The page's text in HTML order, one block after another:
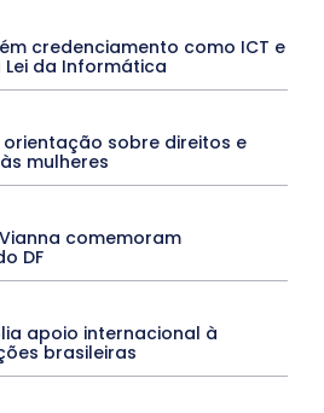
Crônica Política
Tal
DANÇA Dengue
Denuncia
DESTAQUE DF
DESTAQUE SAÚDE
E OPORTUNIDADES
ENTORNO
Espírito Santo
Featured
Febre Amarela
ARTIFICIAL
INTERNACIONAL
Pernambuco Piauí
SELETIVO
PROFISSIONAL
RESIDÊNCIA
credenciamento como ICT e
da Informática
sobre direitos e
mulheres
comemoram
DF
apoio internacional à
brasileiras